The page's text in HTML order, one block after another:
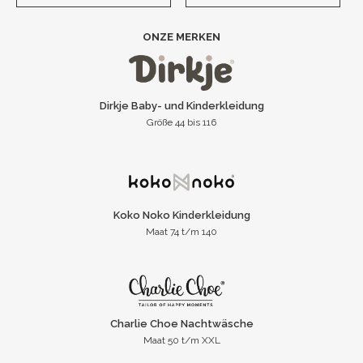
ONZE MERKEN
Dirkje Baby- und Kinderkleidung
Größe 44 bis 116
Koko Noko Kinderkleidung
Maat 74 t/m 140
Charlie Choe Nachtwäsche
Maat 50 t/m XXL